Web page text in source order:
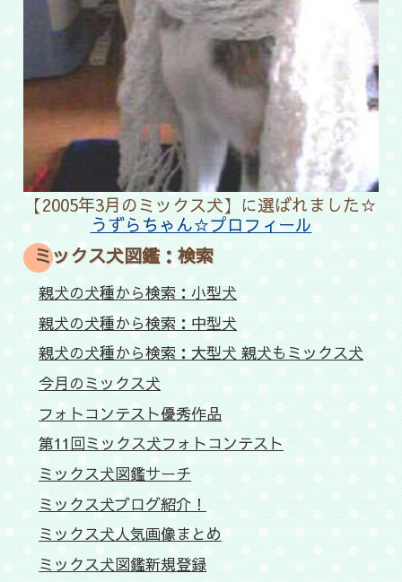
【2005年3月のミックス犬】に選ばれました☆
うずらちゃん☆プロフィール
ミックス犬図鑑：検索
親犬の犬種から検索：小型犬
親犬の犬種から検索：中型犬
親犬の犬種から検索：大型犬 親犬もミックス犬
今月のミックス犬
フォトコンテスト優秀作品
第11回ミックス犬フォトコンテスト
ミックス犬図鑑サーチ
ミックス犬ブログ紹介！
ミックス犬人気画像まとめ
ミックス犬図鑑新規登録